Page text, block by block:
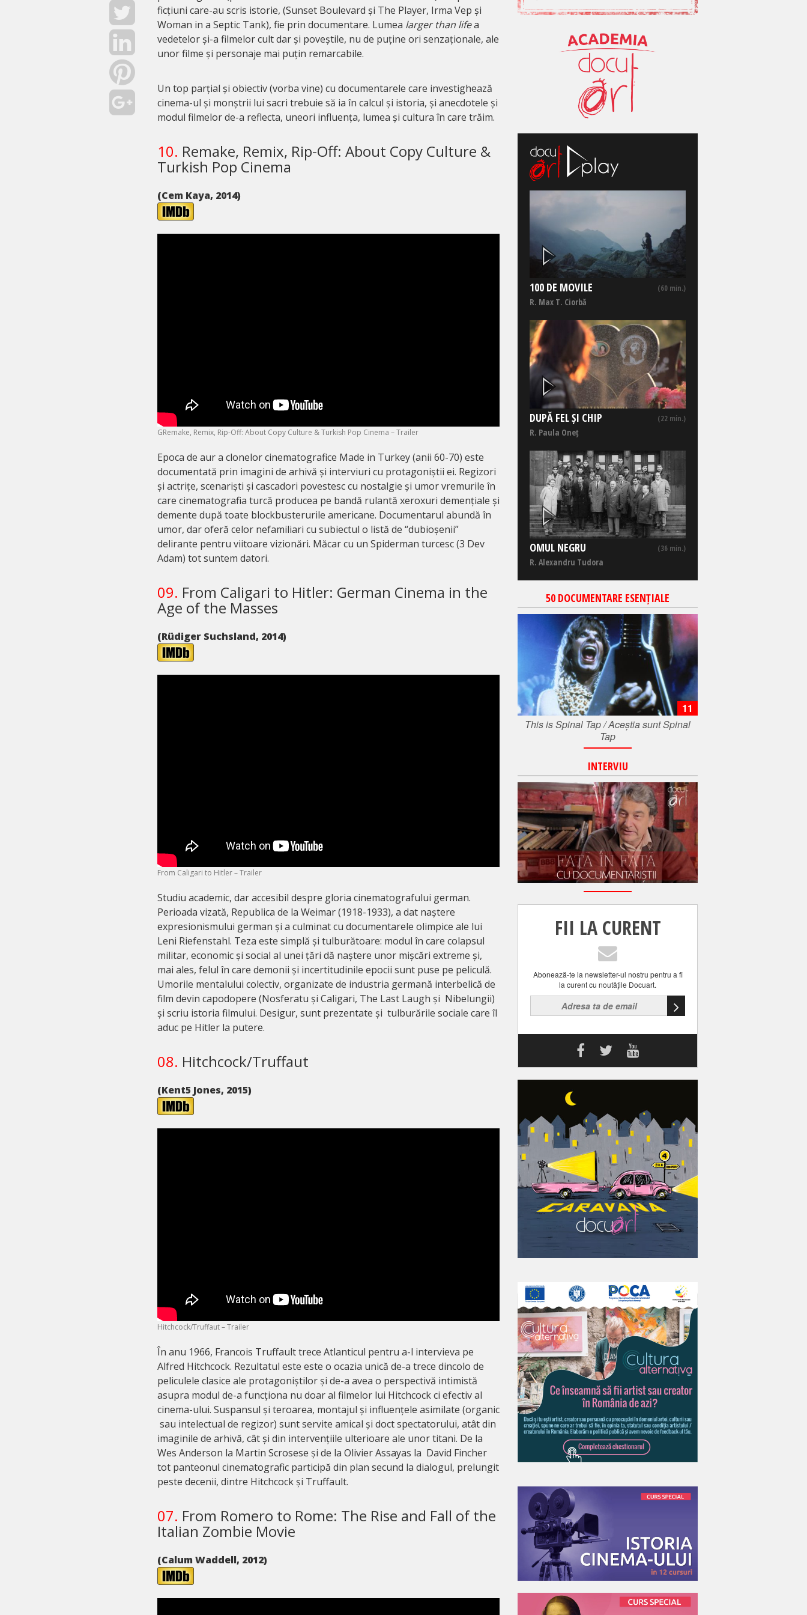
ficțiuni care-au scris istorie, (Sunset Boulevard și The Player, Irma Vep și
Woman in a Septic Tank), fie prin documentare. Lumea larger than lifea
vedetelor și-a filmelor cult dar și poveștile, nu de puține ori senzaționale, ale
unor filme și personaje mai puțin remarcabile.
Un top parțial și obiectiv (vorba vine) cu documentarele care investighează
cinema-ul și monștrii lui sacri trebuie să ia în calcul și istoria, și anecdotele și
modul filmelor de-a reflecta, uneori influența, lumea și cultura în care trăim.
10. Remake, Remix, Rip-Off: About Copy Culture &
Turkish Pop Cinema
(Cem Kaya, 2014)
GRemake, Remix, Rip-Off: About Copy Culture & Turkish Pop Cinema – Trailer
Epoca de aur a clonelor cinematografice Made in Turkey (anii 60-70) este
documentată prin imagini de arhivă și interviuri cu protagoniștii ei. Regizori
și actrițe, scenariști și cascadori povestesc cu nostalgie și umor vremurile în
care cinematografia turcă producea pe bandă rulantă xeroxuri demențiale și
demente după toate blockbusterurile americane. Documentarul abundă în
umor, dar oferă celor nefamiliari cu subiectul o listă de “dubioșenii”
delirante pentru viitoare vizionări. Măcar cu un Spiderman turcesc (3 Dev
Adam) tot suntem datori.
09. From Caligari to Hitler: German Cinema in the
Age of the Masses
(Rüdiger Suchsland, 2014)
From Caligari to Hitler – Trailer
Studiu academic, dar accesibil despre gloria cinematografului german.
Perioada vizată, Republica de la Weimar (1918-1933), a dat naștere
expresionismului german și a culminat cu documentarele olimpice ale lui
Leni Riefenstahl. Teza este simplă și tulburătoare: modul în care colapsul
militar, economic și social al unei țări dă naștere unor mișcări extreme și,
mai ales, felul în care demonii și incertitudinile epocii sunt puse pe peliculă.
Umorile mentalului colectiv, organizate de industria germană interbelică de
film devin capodopere (Nosferatu și Caligari, The Last Laugh și Nibelungii)
și scriu istoria filmului. Desigur, sunt prezentate și tulburările sociale care îl
aduc pe Hitler la putere.
08. Hitchcock/Truffaut
(Kent5 Jones, 2015)
Hitchcock/Truffaut – Trailer
În anu 1966, Francois Truffault trece Atlanticul pentru a-l intervieva pe
Alfred Hitchcock. Rezultatul este este o ocazia unică de-a trece dincolo de
peliculele clasice ale protagoniștilor și de-a avea o perspectivă intimistă
asupra modul de-a funcționa nu doar al filmelor lui Hitchcock ci efectiv al
cinema-ului. Suspansul și teroarea, montajul și influențele asimilate (organic
sau intelectual de regizor) sunt servite amical și doct spectatorului, atât din
imaginile de arhivă, cât și din intervențiile ulterioare ale unor titani. De la
Wes Anderson la Martin Scrosese și de la Olivier Assayas la David Fincher
tot panteonul cinematografic participă din plan secund la dialogul, prelungit
peste decenii, dintre Hitchcock și Truffault.
07. From Romero to Rome: The Rise and Fall of the
Italian Zombie Movie
(Calum Waddell, 2012)
100 DE MOVILE (60 min.)
R. Max T. Ciorbă
DUPĂ FEL ȘI CHIP (22 min.)
R. Paula Oneț
OMUL NEGRU (36 min.)
R. Alexandru Tudora
50 DOCUMENTARE ESENȚIALE
This is Spinal Tap / Aceștia sunt Spinal
Tap
11
INTERVIU
FII LA CURENT
Abonează-te la newsletter-ul nostru pentru a fi
la curent cu noutăţile Docuart.